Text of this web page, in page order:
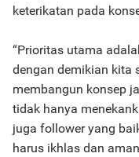
keterikatan pada
“Prioritas utama
dengan demikian kita
membangun konsep
tidak hanya
juga follower yang
harus ikhlas dan